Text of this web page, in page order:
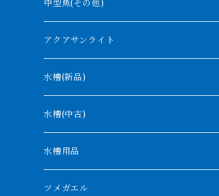
オルナティピンニス
コンゴ
タンガニーカ
ウィークシー
モケレンベンベ
デルヘッジ
ザイールグリーン
パルマス
中型魚(その他)
アクアサンライト
水槽(新品)
1200mm以下
1500mm
1800mm
水槽(中古)
水槽用品
ツメガエル